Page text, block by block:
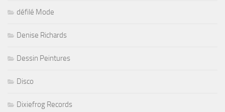
défilé Mode
Denise Richards
Dessin Peintures
Disco
Dixiefrog Records